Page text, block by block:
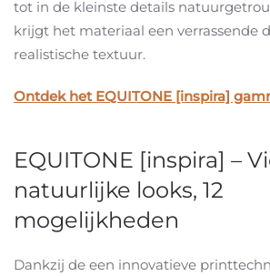
tot in de kleinste details
krijgt het materiaal een verrassende
realistische textuur.
Ontdek het EQUITONE [inspira]
EQUITONE [inspira] –
natuurlijke looks, 12
mogelijkheden
Dankzij de een innovatieve